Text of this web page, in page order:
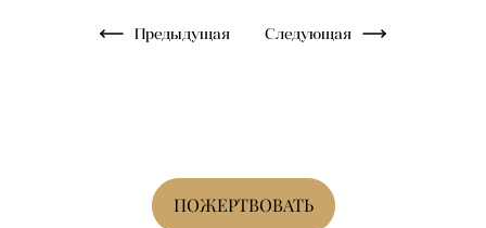
Предыдущая Следующая
ПОЖЕРТВОВАТЬ